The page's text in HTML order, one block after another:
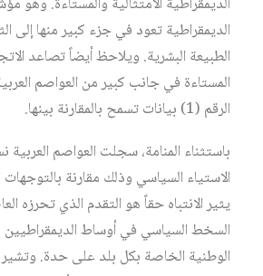
الديمقراطية تعود في جزء كبير منها إلى
الطبيعة البشرية. ويلاحظ أيضاً تصاعد
المستاءة في جانب كبير من العواصم
الرقم (1) بيانات تسمح بالمقارنة بينها.
باستثناء المنامة، سجلت العواصم العربية
الاستياء السياسي وذلك مقارنة بالتوجهات
يثير الانتباه حقاً هو التقدم الذي تحرزه
السخط السياسي في أوساط الديمقراطيين
الوطنية الخاصة بكل بلد على حدة.